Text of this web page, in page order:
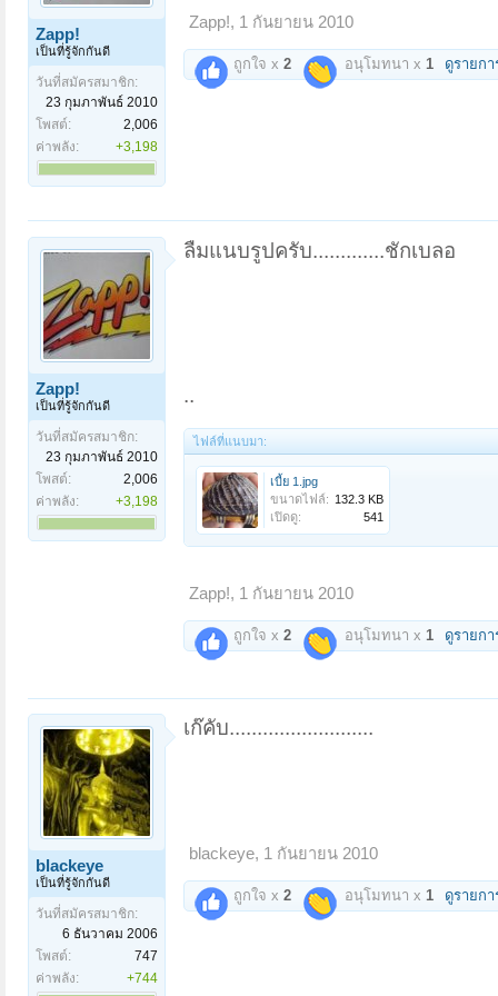
Zapp!
เป็นที่รู้จักกันดี
วันที่สมัครสมาชิก:
23 กุมภาพันธ์ 2010
โพสต์:
2,006
ค่าพลัง:
+3,198
Zapp!, 1 กันยายน 2010
ถูกใจ x 2 อนุโมทนา x 1 ดูรายกา
Zapp!
เป็นที่รู้จักกันดี
วันที่สมัครสมาชิก:
23 กุมภาพันธ์ 2010
โพสต์:
2,006
ค่าพลัง:
+3,198
ลืมแนบรูปครับ.............ชักเบลอ
..
ไฟล์ที่แนบมา:
เบี้ย 1.jpg
ขนาดไฟล์: 132.3 KB
เปิดดู:
541
Zapp!, 1 กันยายน 2010
ถูกใจ x 2 อนุโมทนา x 1 ดูรายกา
blackeye
เป็นที่รู้จักกันดี
วันที่สมัครสมาชิก:
6 ธันวาคม 2006
โพสต์:
747
ค่าพลัง:
+744
เก๊คับ..........................
blackeye, 1 กันยายน 2010
ถูกใจ x 2 อนุโมทนา x 1 ดูรายกา